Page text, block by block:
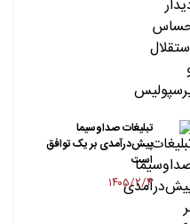
تبلیغات صداوسیما
پیش‌درآمدی بر یک توافق
است
۱۴۰۵/۲/۴